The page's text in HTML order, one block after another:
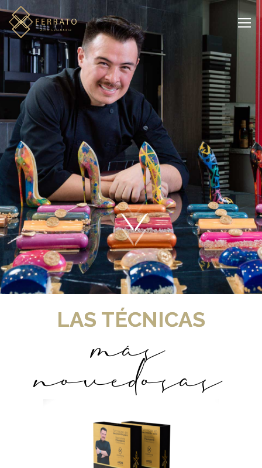
LAS TÉCNICAS
LAS TÉCNICAS
más
novedosas